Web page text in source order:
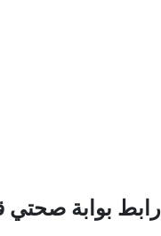
رابط بوابة صحتي